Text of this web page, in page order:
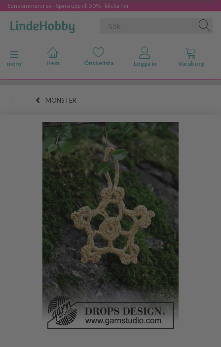
Sensommarsrea - Spara upp till 50% - klicka här
Ändra navigering
meny
MÖNSTER